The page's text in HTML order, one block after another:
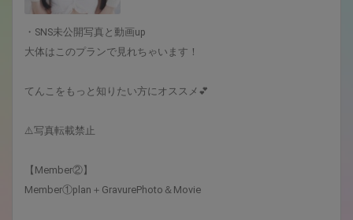
・SNS未公開写真と動画up
大体はこのプランで見れちゃいます！
てんこをもっと知りたい方にオススメ💕
⚠️写真転載禁止
【Member②】
Member①plan＋GravurePhoto＆Movie